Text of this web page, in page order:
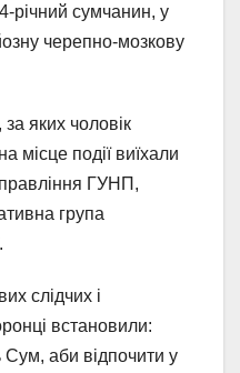
річний сумчанин, у
черепно-мозкову
яких чоловік
місце події виїхали
ГУНП,
група
слідчих і
встановили:
Сум, аби відпочити у